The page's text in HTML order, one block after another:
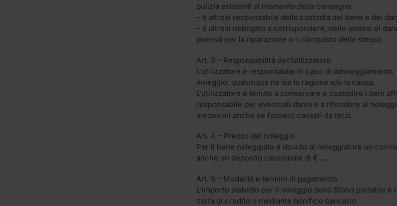
pulizia esistenti al momento della consegna;
– è altresì responsabile della custodia del bene e dei
– è altresì obbligato a corrispondere, nelle ipotesi di
previsti per la riparazione o il riacquisto dello stesso.
Art. 3 – Responsabilità dell’utilizzatore
L’utilizzatore è responsabile in caso di
noleggio, qualunque ne sia la ragione e/o la causa.
L’utilizzatore è tenuto a conservare e custodire i beni
responsabile per eventuali danni e a rifondere al
medesimi anche se fossero causati da terzi.
Art. 4 – Prezzo del noleggio
Per il bene noleggiato è dovuto al noleggiatore un
anche un deposito cauzionale di € …..
Art. 5 – Modalità e termini di pagamento
L’importo stabilito per il noleggio dello Stand portatile
carta di credito o mediante bonifico bancario